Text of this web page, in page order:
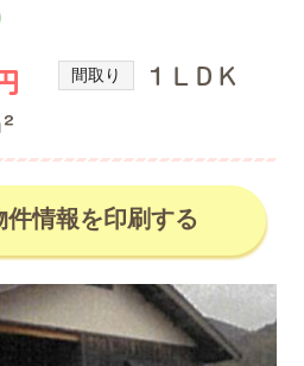
間取り １ＬＤＫ
件情報を印刷する